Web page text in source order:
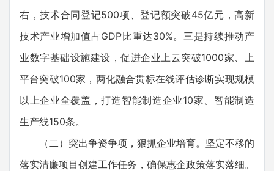
右，技术合同登记500项、登记额突破45亿元，高新
技术产业增加值占GDP比重达30%。三是持续推动产
业数字基础设施建设，促进企业上云突破1000家、上
平台突破100家，两化融合贯标在线评估诊断实现规模
以上企业全覆盖，打造智能制造企业10家、智能制造
生产线150条。
（二）突出争资争项，狠抓企业培育。坚定不移的
落实清廉项目创建工作任务，确保惠企政策落实落细。